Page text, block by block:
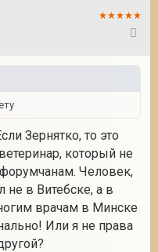
Зернятко, то это
который не
Человек,
не в Витебске, а в
врачам в Минске
Или я не права